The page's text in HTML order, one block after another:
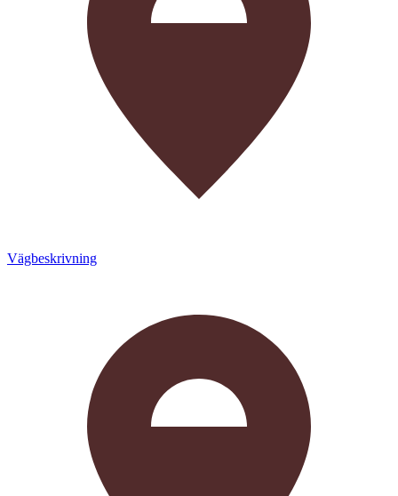
Vägbeskrivning